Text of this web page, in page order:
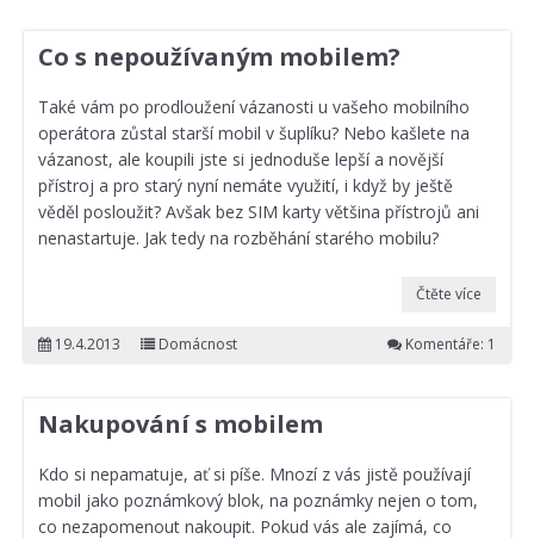
Co s nepoužívaným mobilem?
Také vám po prodloužení vázanosti u vašeho mobilního
operátora zůstal starší mobil v šuplíku? Nebo kašlete na
vázanost, ale koupili jste si jednoduše lepší a novější
přístroj a pro starý nyní nemáte využití, i když by ještě
věděl posloužit? Avšak bez SIM karty většina přístrojů ani
nenastartuje. Jak tedy na rozběhání starého mobilu?
Čtěte více
19.4.2013 Domácnost Komentáře: 1
Nakupování s mobilem
Kdo si nepamatuje, ať si píše. Mnozí z vás jistě používají
mobil jako poznámkový blok, na poznámky nejen o tom,
co nezapomenout nakoupit. Pokud vás ale zajímá, co